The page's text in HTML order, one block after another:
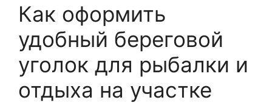
Как оформить
удобный береговой
уголок для рыбалки и
отдыха на участке